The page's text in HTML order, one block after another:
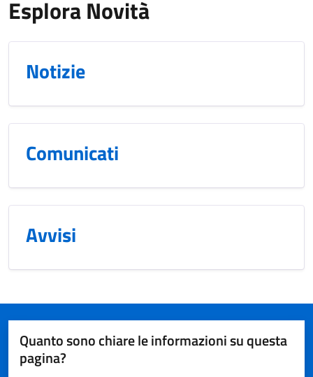
Esplora Novità
Notizie
Comunicati
Avvisi
Quanto sono chiare le informazioni su questa
pagina?